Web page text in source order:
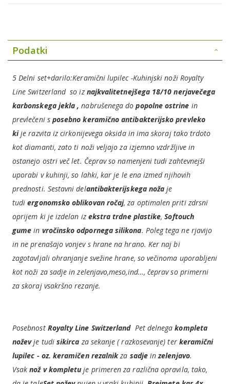
Podatki
5 Delni set+darilo:Keramični lupilec -Kuhinjski noži Royalty
Line Switzerland so iz najkvalitetnejšega 18/10 nerjavečega
karbonskega jekla ,nabrušenega dopopolne ostrine in
prevlečeni s posebno keramično antibakterijsko prevleko
kije razvita iz cirkonijevega oksida in ima skoraj tako trdoto
kot diamanti, zato ti noži veljajo za izjemno vzdržljive in
ostanejo ostri več let. Čeprav so namenjeni tudi zahtevnejši
uporabi v kuhinji, so lahki, kar je le ena izmed njihovih
prednosti. Sestavni delantibakterijskega noža je
tudiergonomsko oblikovan ročaj,za optimalen priti zdrsni
oprijem ki je izdelan iz ekstra trdne plastike,Softouch
gume in vročinsko odpornega silikona. Poleg tega ne rjavijo
in ne prenašajo vonjev s hrane na hrano. Ker naj bi
zagotavljali ohranjanje svežine hrane, so večinoma uporabljeni
kot noži za sadje in zelenjavo,meso,ind…, čeprav so primerni
za skoraj vsakršno rezanje.
Posebnost Royalty Line SwitzerlandPet delnegakompleta
noževje tudi sikircaza sekanje ( razkosevanje) ter keramični
lupilec - oz. keramičen rezalnikza sadjeinzelenjavo.
Vsaknož v kompletuje primeren za različna opravila, tako,